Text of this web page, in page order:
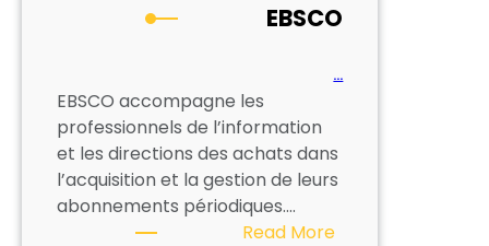
EBSCO
…
EBSCO accompagne les
professionnels de l’information
et les directions des achats dans
l’acquisition et la gestion de leurs
abonnements périodiques.…
Read More: